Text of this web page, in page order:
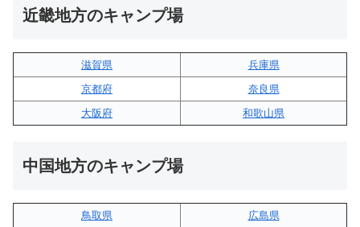
近畿地方のキャンプ場
滋賀県
兵庫県
京都府
奈良県
大阪府
和歌山県
中国地方のキャンプ場
鳥取県
広島県